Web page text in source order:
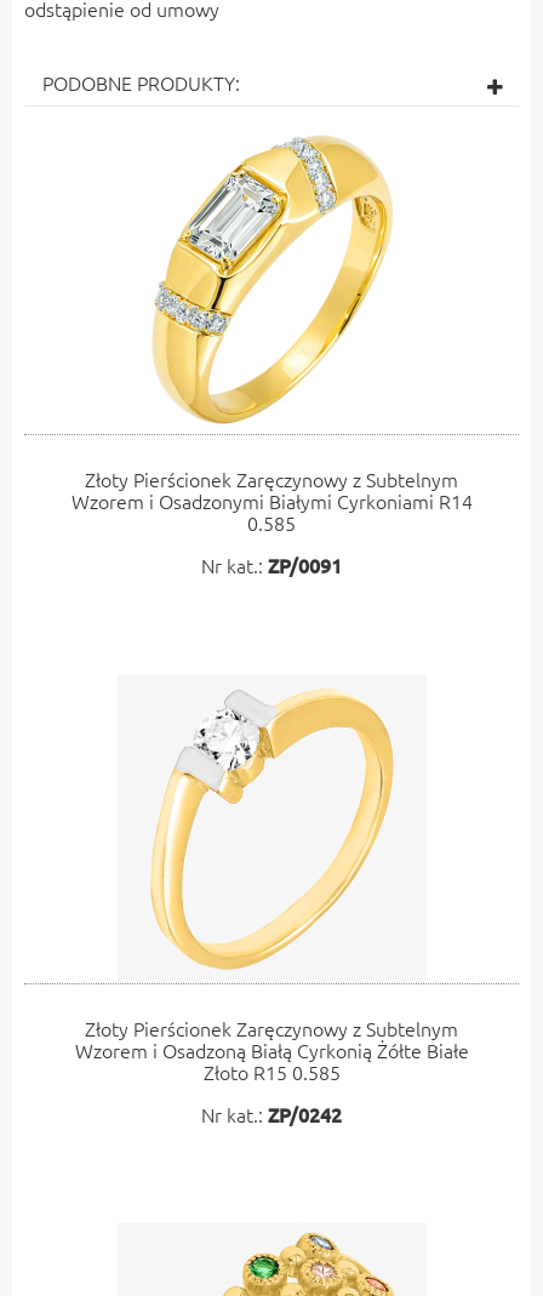
odstąpienie od umowy
PODOBNE PRODUKTY:
Złoty Pierścionek Zaręczynowy z Subtelnym
Wzorem i Osadzonymi Białymi Cyrkoniami R14
0.585
Nr kat.: ZP/0091
Złoty Pierścionek Zaręczynowy z Subtelnym
Wzorem i Osadzoną Białą Cyrkonią Żółte Białe
Złoto R15 0.585
Nr kat.: ZP/0242